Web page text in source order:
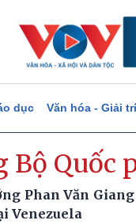
dục Văn hóa - Giải trí
Bộ Quốc
Phan Văn
Venezuela